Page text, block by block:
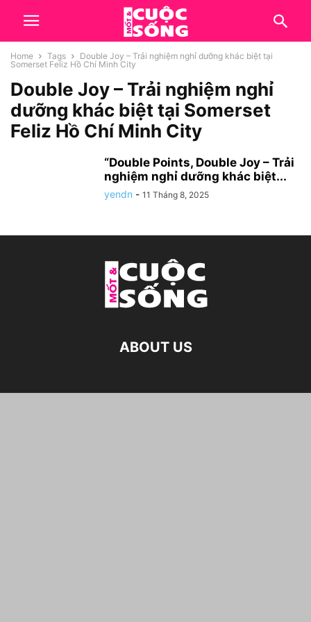
Home Tags
Double Joy – Trải nghiệm nghỉ dưỡng khác biệt tại
Somerset Feliz Hồ Chí Minh City
Double Joy – Trải nghiệm nghỉ
dưỡng khác biệt tại Somerset
Feliz Hồ Chí Minh City
“Double Points, Double Joy – Trải
nghiệm nghỉ dưỡng khác biệt...
yendn - 11 Tháng 8, 2025
ABOUT US